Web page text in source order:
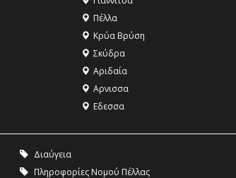
Πέλλα
Κρύα Βρύση
Σκύδρα
Αριδαία
Aρνισσα
Eδεσσα
Διαύγεια
Πληροφορίες Νομού Πέλλας